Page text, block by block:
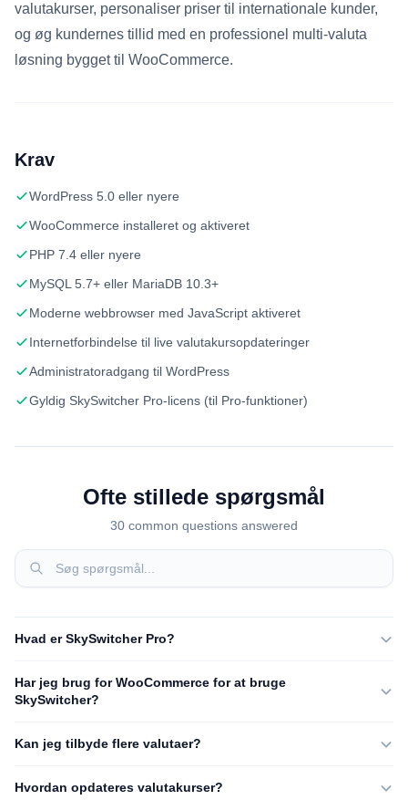
valutakurser, personaliser priser til internationale kunder,
og øg kundernes tillid med en professionel multi-valuta
løsning bygget til WooCommerce.
Krav
WordPress 5.0 eller nyere
WooCommerce installeret og aktiveret
PHP 7.4 eller nyere
MySQL 5.7+ eller MariaDB 10.3+
Moderne webbrowser med JavaScript aktiveret
Internetforbindelse til live valutakursopdateringer
Administratoradgang til WordPress
Gyldig SkySwitcher Pro-licens (til Pro-funktioner)
Ofte stillede spørgsmål
30 common questions answered
Hvad er SkySwitcher Pro?
Har jeg brug for WooCommerce for at bruge
SkySwitcher?
Kan jeg tilbyde flere valutaer?
Hvordan opdateres valutakurser?